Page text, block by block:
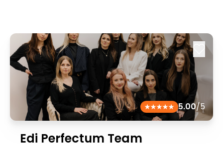
5.00/5
Edi Perfectum Team